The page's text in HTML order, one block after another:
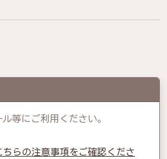
等にご利用ください。
らの注意事項をご確認くださ